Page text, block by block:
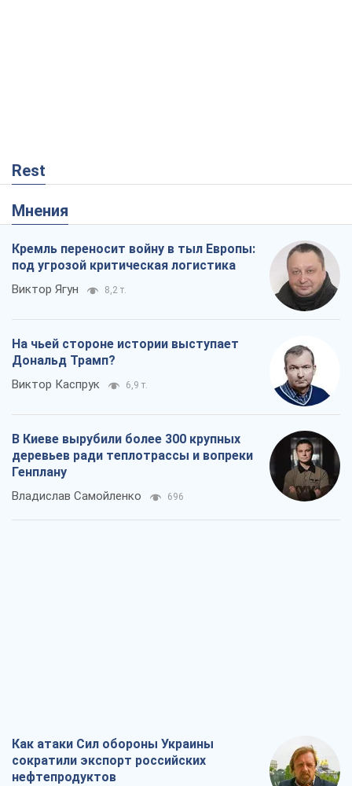
Rest
Мнения
Кремль переносит войну в тыл Европы:
под угрозой критическая логистика
Виктор Ягун 8,2 т.
На чьей стороне истории выступает
Дональд Трамп?
Виктор Каспрук 6,9 т.
В Киеве вырубили более 300 крупных
деревьев ради теплотрассы и вопреки
Генплану
Владислав Самойленко 696
Как атаки Сил обороны Украины
сократили экспорт российских
нефтепродуктов